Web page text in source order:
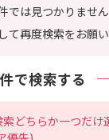
では見つかりません
て再度検索をお願い
で検索する
どちらか一つだけ